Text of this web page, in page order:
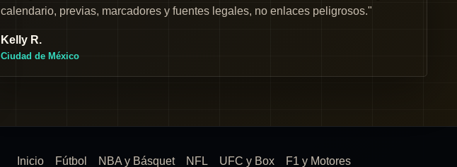
calendario, previas, marcadores y fuentes legales, no enlaces peligrosos."
Kelly R.
Ciudad de México
Inicio Fútbol NBA y Básquet NFL UFC y Box F1 y Motores